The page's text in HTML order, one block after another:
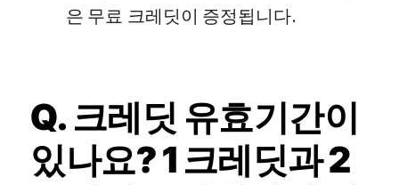
은 무료 크레딧이 증정됩니다.
Q. 크레딧 유효기간이
있나요? 1 크레딧과 2